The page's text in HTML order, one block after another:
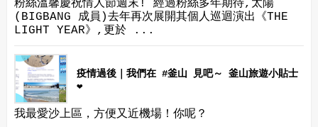
粉絲溫馨慶祝情人節週末! 經過粉絲多年期待,太陽
(BIGBANG 成員)去年再次展開其個人巡迴演出《THE
LIGHT YEAR》,更於 ...
疫情過後｜我們在 #釜山 見吧～ 釜山旅遊小貼士
❤
我最愛沙上區，方便又近機場！你呢？